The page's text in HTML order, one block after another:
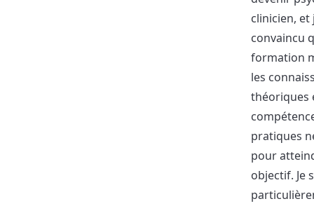
clinicien, et
convaincu
formation
les
théoriques
pratiques
pour
objectif. Je